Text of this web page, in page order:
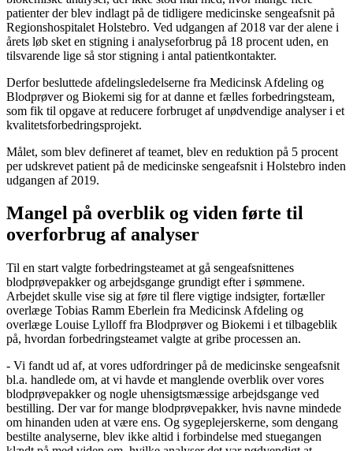
patienter der blev indlagt på de tidligere medicinske sengeafsnit på
Regionshospitalet Holstebro. Ved udgangen af 2018 var der alene i
årets løb sket en stigning i analyseforbrug på 18 procent uden, en
tilsvarende lige så stor stigning i antal patientkontakter.
Derfor besluttede afdelingsledelserne fra Medicinsk Afdeling og
Blodprøver og Biokemi sig for at danne et fælles forbedringsteam,
som fik til opgave at reducere forbruget af unødvendige analyser i et
kvalitetsforbedringsprojekt.
Målet, som blev defineret af teamet, blev en reduktion på 5 procent
per udskrevet patient på de medicinske sengeafsnit i Holstebro inden
udgangen af 2019.
Mangel på overblik og viden førte til
overforbrug af analyser
Til en start valgte forbedringsteamet at gå sengeafsnittenes
blodprøvepakker og arbejdsgange grundigt efter i sømmene.
Arbejdet skulle vise sig at føre til flere vigtige indsigter, fortæller
overlæge Tobias Ramm Eberlein fra Medicinsk Afdeling og
overlæge Louise Lylloff fra Blodprøver og Biokemi i et tilbageblik
på, hvordan forbedringsteamet valgte at gribe processen an.
- Vi fandt ud af, at vores udfordringer på de medicinske sengeafsnit
bl.a. handlede om, at vi havde et manglende overblik over vores
blodprøvepakker og nogle uhensigtsmæssige arbejdsgange ved
bestilling. Der var for mange blodprøvepakker, hvis navne mindede
om hinanden uden at være ens. Og sygeplejerskerne, som dengang
bestilte analyserne, blev ikke altid i forbindelse med stuegangen